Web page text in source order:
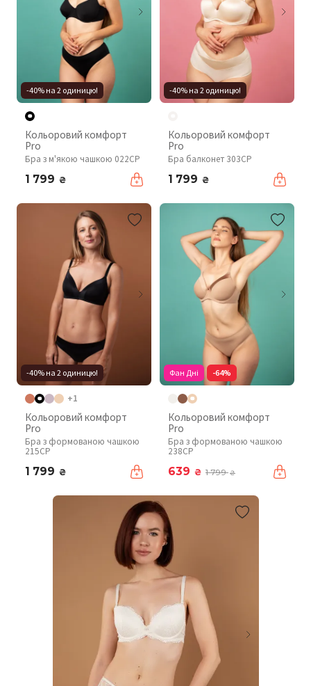
-40% на 2 одиницю!
Кольоровий комфорт
Pro
Бра з м'якою чашкою 022CP
1 799 ₴
-40% на 2 одиницю!
Кольоровий комфорт
Pro
Бра балконет 303CP
1 799 ₴
-40% на 2 одиницю!
+1
Кольоровий комфорт
Pro
Бра з формованою чашкою
215CP
1 799 ₴
Фан Дні -64%
Кольоровий комфорт
Pro
Бра з формованою чашкою
238CP
639 ₴ 1 799₴